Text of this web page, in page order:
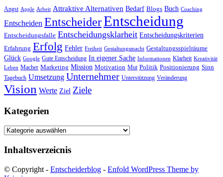
Angst Apple Arbeit Attraktive Alternativen Bedarf Blogs Buch Coaching
Entscheiden EntscheiderEntscheidung
Entscheidungsfalle Entscheidungsklarheit Entscheidungskriterien
Erfahrung Erfolg Fehler Freiheit Gestaltungsmacht Gestaltungsspielräume
Glück Google Gute Entscheidung In eigener Sache Informationen Klarheit Kreativität
Leben Macher Marketing Mission Motivation Mut Politik Positionierung Sinn
Tagebuch Umsetzung Unternehmer Unterstützung Veränderung
Vision Werte Ziel Ziele
Kategorien
Kategorien
Inhaltsverzeicnis
© Copyright - Entscheiderblog - Enfold WordPress Theme by